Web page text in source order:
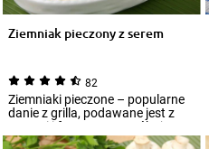
Ziemniak pieczony z serem
82
Ziemniaki pieczone – popularne
danie z grilla, podawane jest z
sosami i farszem. Wypróbuj
jednego...